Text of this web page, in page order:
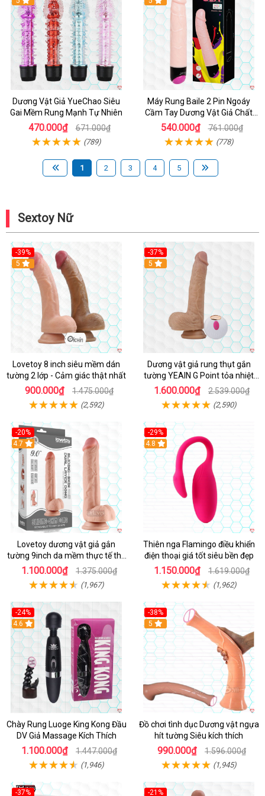
Dương Vật Giả YueChao Siêu
Gai Mềm Rung Mạnh Tự Nhiên
470.000₫ 671.000₫
(789)
Máy Rung Baile 2 Pin Ngoáy
Cầm Tay Dương Vật Giả Chất
Lượng
540.000₫ 761.000₫
(778)
1 2 3 4 5
Sextoy Nữ
-39%
Hot
5
Lovetoy 8 inch siêu mềm dán
tường 2 lớp - Cảm giác thật nhất
900.000₫ 1.475.000₫
(2,592)
-37%
5
Dương vật giả rung thụt gắn
tường YEAIN G Point tỏa nhiệt
điều khiển từ xa
1.600.000₫ 2.539.000₫
(2,590)
-20%
Hot
4.7
Lovetoy dương vật giả gắn
tường 9inch da mềm thực tế thú
vị
1.100.000₫ 1.375.000₫
(1,967)
-29%
Hot
4.8
Thiên nga Flamingo điều khiển
điện thoại giá tốt siêu bền đẹp
1.150.000₫ 1.619.000₫
(1,962)
-24%
4.6
Chày Rung Luoge King Kong Đầu
DV Giả Massage Kích Thích
1.100.000₫ 1.447.000₫
(1,946)
-38%
Hot
5
Đồ chơi tình dục Dương vật ngựa
hít tường Siêu kích thích
990.000₫ 1.596.000₫
(1,945)
-37%
-21%